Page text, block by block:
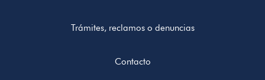
Trámites, reclamos o denuncias
Contacto